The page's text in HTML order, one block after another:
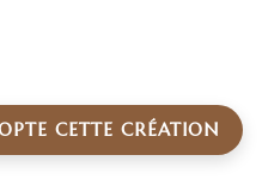
CETTE CRÉATION